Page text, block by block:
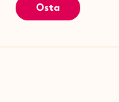
Osta